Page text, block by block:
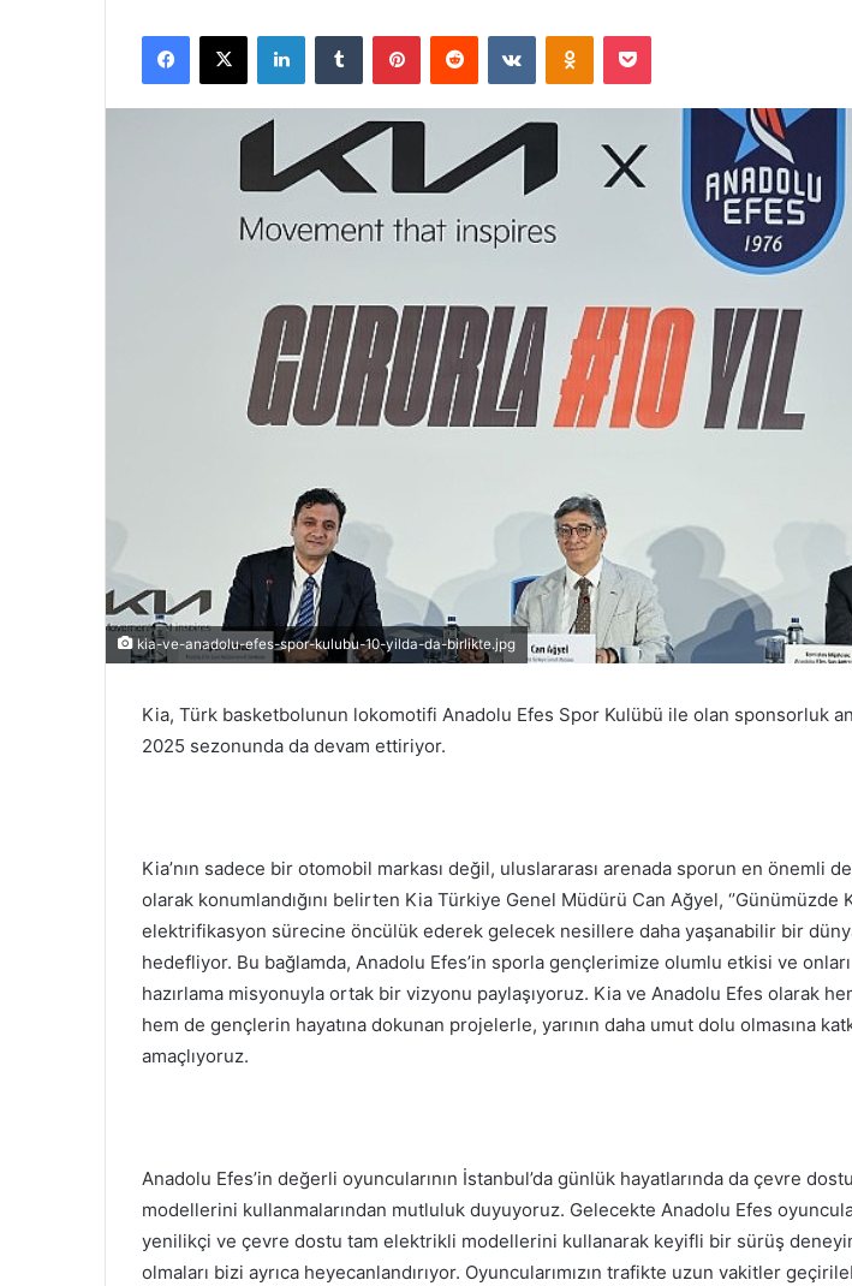
kia-ve-anadolu-efes-spor-kulubu-10-yilda-da-birlikte.jpg
Kia, Türk basketbolunun lokomotifi Anadolu Efes Spor Kulübü ile olan sponsorluk
2025 sezonunda da devam ettiriyor.
Kia’nın sadece bir otomobil markası değil, uluslararası arenada sporun en önemli
olarak konumlandığını belirten Kia Türkiye Genel Müdürü Can Ağyel, ‘’Günümüzde
elektrifikasyon sürecine öncülük ederek gelecek nesillere daha yaşanabilir bir
hedefliyor. Bu bağlamda, Anadolu Efes’in sporla gençlerimize olumlu etkisi ve
hazırlama misyonuyla ortak bir vizyonu paylaşıyoruz. Kia ve Anadolu Efes olarak
hem de gençlerin hayatına dokunan projelerle, yarının daha umut dolu olmasına
amaçlıyoruz.
Anadolu Efes’in değerli oyuncularının İstanbul’da günlük hayatlarında da çevre
modellerini kullanmalarından mutluluk duyuyoruz. Gelecekte Anadolu Efes
yenilikçi ve çevre dostu tam elektrikli modellerini kullanarak keyifli bir sürüş
olmaları bizi ayrıca heyecanlandırıyor. Oyuncularımızın trafikte uzun vakitler